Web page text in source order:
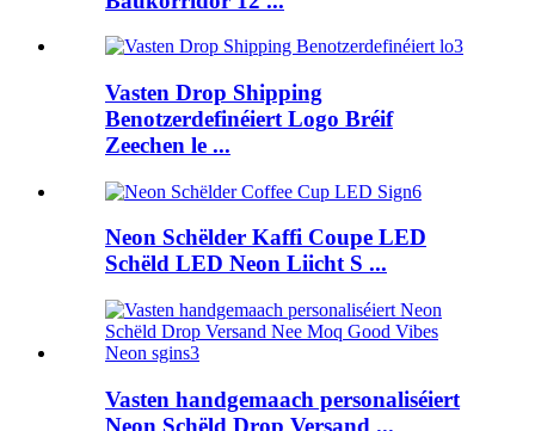
Vasten Drop Shipping
Benotzerdefinéiert Logo Bréif
Zeechen le ...
Neon Schëlder Kaffi Coupe LED
Schëld LED Neon Liicht S ...
Vasten handgemaach personaliséiert
Neon Schëld Drop Versand ...